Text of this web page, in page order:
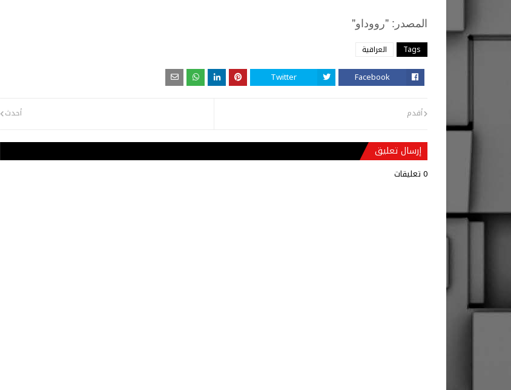
المصدر : "رووداو"
Tags العراقية
Facebook
Twitter
أحدث أقدم
إرسال تعليق
0 تعليقات